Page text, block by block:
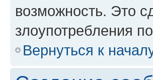
возможность. Это
злоупотребления
Вернуться к